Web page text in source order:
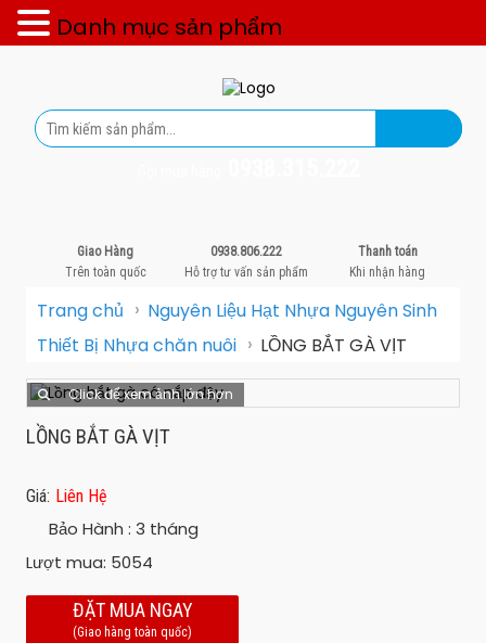
Giao Hàng
Trên toàn quốc
0938.806.222
Hỗ trợ tư vấn sản phẩm
Thanh toán
Khi nhận hàng
Trang chủ › Nguyên Liệu Hạt Nhựa Nguyên Sinh
Thiết Bị Nhựa chăn nuôi › LỒNG BẮT GÀ VỊT
Click để xem ảnh lớn hơn
LỒNG BẮT GÀ VỊT
Giá: Liên Hệ
Bảo Hành : 3 tháng
Lượt mua: 5054
ĐẶT MUA NGAY
(Giao hàng toàn quốc)
Danh mục sản phẩm